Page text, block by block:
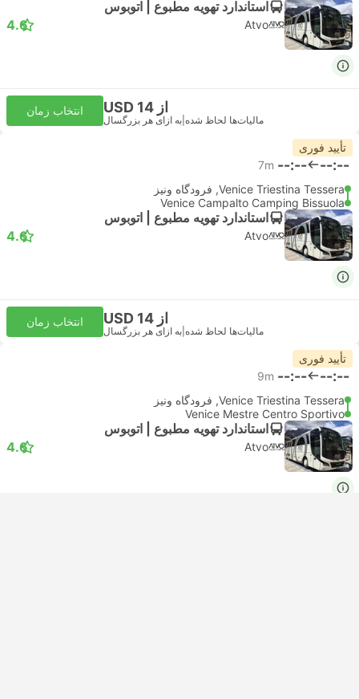
استاندارد تهویه مطبوع | اتوبوس
Atvo
4.6
از USD 14
مالیات‌ها لحاظ شده به ازای هر بزرگسال
انتخاب زمان
تأیید فوری
--:--
--:--
7m
Venice Triestina Tessera, فرودگاه ونیز
Venice Campalto Camping Bissuola
استاندارد تهویه مطبوع | اتوبوس
Atvo
4.6
از USD 14
مالیات‌ها لحاظ شده به ازای هر بزرگسال
انتخاب زمان
تأیید فوری
--:--
--:--
9m
Venice Triestina Tessera, فرودگاه ونیز
Venice Mestre Centro Sportivo
استاندارد تهویه مطبوع | اتوبوس
Atvo
4.6